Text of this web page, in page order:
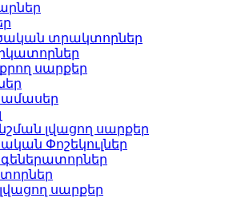
տրակտորներ
սարքեր
լվացող սարքեր
Փոշեկուլներ
գեներատորներ
սարքեր